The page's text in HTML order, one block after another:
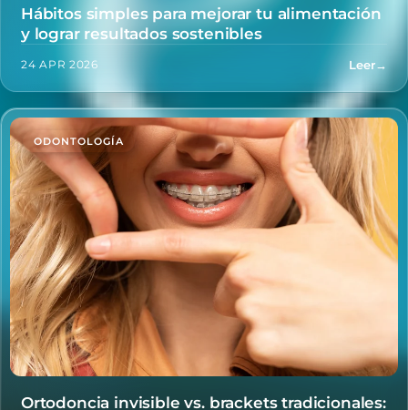
Hábitos simples para mejorar tu alimentación
y lograr resultados sostenibles
24 APR 2026 Leer→
ODONTOLOGÍA
Ortodoncia invisible vs. brackets tradicionales: